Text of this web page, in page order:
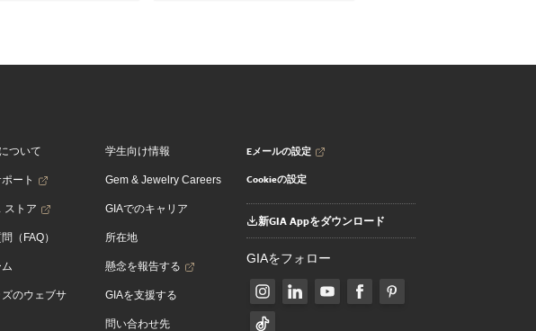
ついて
ート
ストア
（FAQ）
のウェブサ
学生向け情報
Gem & Jewelry Careers
GIAでのキャリア
所在地
懸念を報告する
GIAを支援する
問い合わせ先
Eメールの設定
Cookieの設定
新GIA Appをダウンロード
GIAをフォロー